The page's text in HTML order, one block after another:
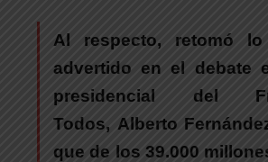
Al respecto, retomó
advertido en el debate
presidencial del
Todos, Alberto
que de los 39.000